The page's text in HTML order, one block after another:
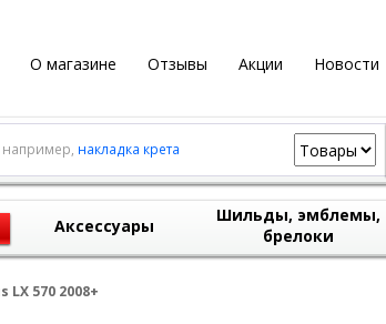
О магазине Отзывы Акции Новости
накладка крета
Аксессуары
Шильды, эмблемы,
брелоки
570 2008+